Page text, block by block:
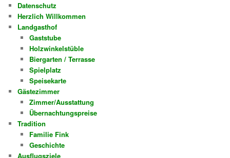
Datenschutz
Herzlich Willkommen
Landgasthof
Gaststube
Holzwinkelstüble
Biergarten / Terrasse
Spielplatz
Speisekarte
Gästezimmer
Zimmer/Ausstattung
Übernachtungspreise
Tradition
Familie Fink
Geschichte
Ausflugsziele